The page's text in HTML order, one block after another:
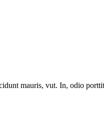
mauris, vut. In, odio